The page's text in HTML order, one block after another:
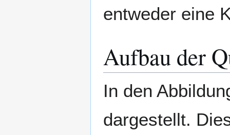
entweder eine
Aufbau der
In den
dargestellt.